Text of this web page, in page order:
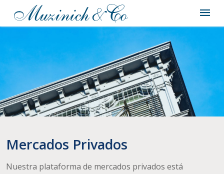
Mercados Privados
Nuestra plataforma de mercados privados está